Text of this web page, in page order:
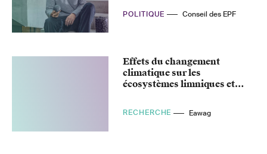
POLITIQUE Conseil des EPF
Effets du changement
climatique sur les
écosystèmes limniques et
RECHERCHE Eawag